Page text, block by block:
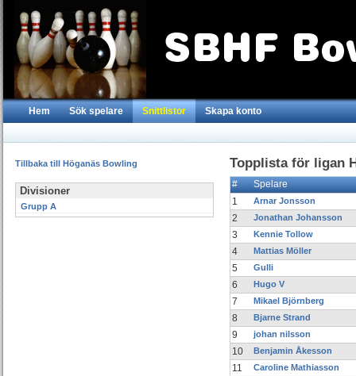
Hem Sök spelare Snittlistor Skapa konto
Tillbaka till Höganäs Bowling
Divisioner
Grupp A
Topplista för ligan
#
Spelare
1
Arnar Jonsson
2 Jonathan Johansson
3 Kennie Tollow
4 Mattias Möller
5 Gulli
6 Hugo V
7 Mikael Björnberg
8 Bjarne Strand
9 johan nilsson
10 Benjamin Åkesson
11 Caroline Mathiasson